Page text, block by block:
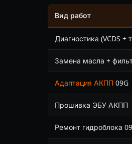
Вид работ
Диагностика (VCDS +
Замена масла +
Адаптация АКПП 09G
Прошивка ЭБУ АКПП
Ремонт гидроблока